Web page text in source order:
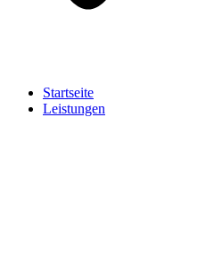
Startseite
Leistungen